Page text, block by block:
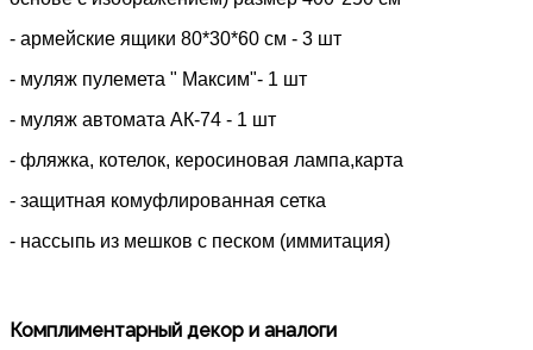
- армейские ящики 80*30*60 см - 3 шт
- муляж пулемета " Максим"- 1 шт
- муляж автомата АК-74 - 1 шт
- фляжка, котелок, керосиновая лампа,карта
- защитная комуфлированная сетка
- нассыпь из мешков с песком (иммитация)
Комплиментарный декор и аналоги